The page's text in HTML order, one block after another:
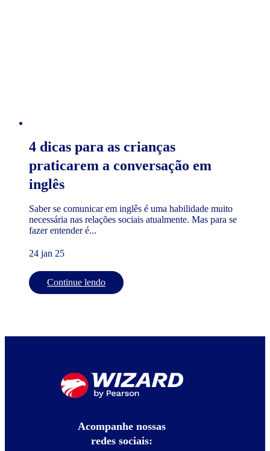
4 dicas para as crianças
praticarem a conversação em
inglês
Saber se comunicar em inglês é uma habilidade muito
necessária nas relações sociais atualmente. Mas para se
fazer entender é...
24 jan 25
Continue lendo
Acompanhe nossas
redes sociais: